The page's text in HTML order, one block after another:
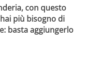
con questo
più bisogno di
basta aggiungerlo